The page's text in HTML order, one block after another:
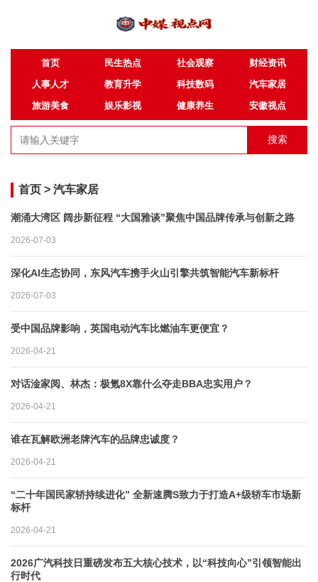
首页 民生热点 社会观察
财经资讯
人事人才
教育升学 科技数码
汽车家居
旅游美食
娱乐影视 健康养生 安徽视点
搜索
首页 > 汽车家居
潮涌大湾区 阔步新征程 “大国雅谈”聚焦中国品牌传承与创新之路
2026-07-03
深化AI生态协同，东风汽车携手火山引擎共筑智能汽车新标杆
2026-07-03
受中国品牌影响，英国电动汽车比燃油车更便宜？
2026-04-21
对话淦家阅、林杰：极氪8X靠什么夺走BBA忠实用户？
2026-04-21
谁在瓦解欧洲老牌汽车的品牌忠诚度？
2026-04-21
“二十年国民家轿持续进化” 全新速腾S致力于打造A+级轿车市场新
标杆
2026-04-21
2026广汽科技日重磅发布五大核心技术，以“科技向心”引领智能出
行时代